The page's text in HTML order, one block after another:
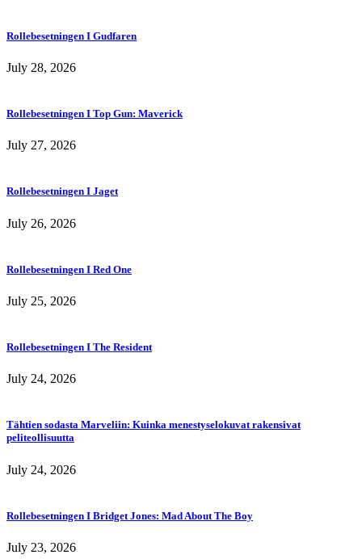
Rollebesetningen I Gudfaren
July 28, 2026
Rollebesetningen I Top Gun: Maverick
July 27, 2026
Rollebesetningen I Jaget
July 26, 2026
Rollebesetningen I Red One
July 25, 2026
Rollebesetningen I The Resident
July 24, 2026
Tähtien sodasta Marveliin: Kuinka menestyselokuvat rakensivat
peliteollisuutta
July 24, 2026
Rollebesetningen I Bridget Jones: Mad About The Boy
July 23, 2026